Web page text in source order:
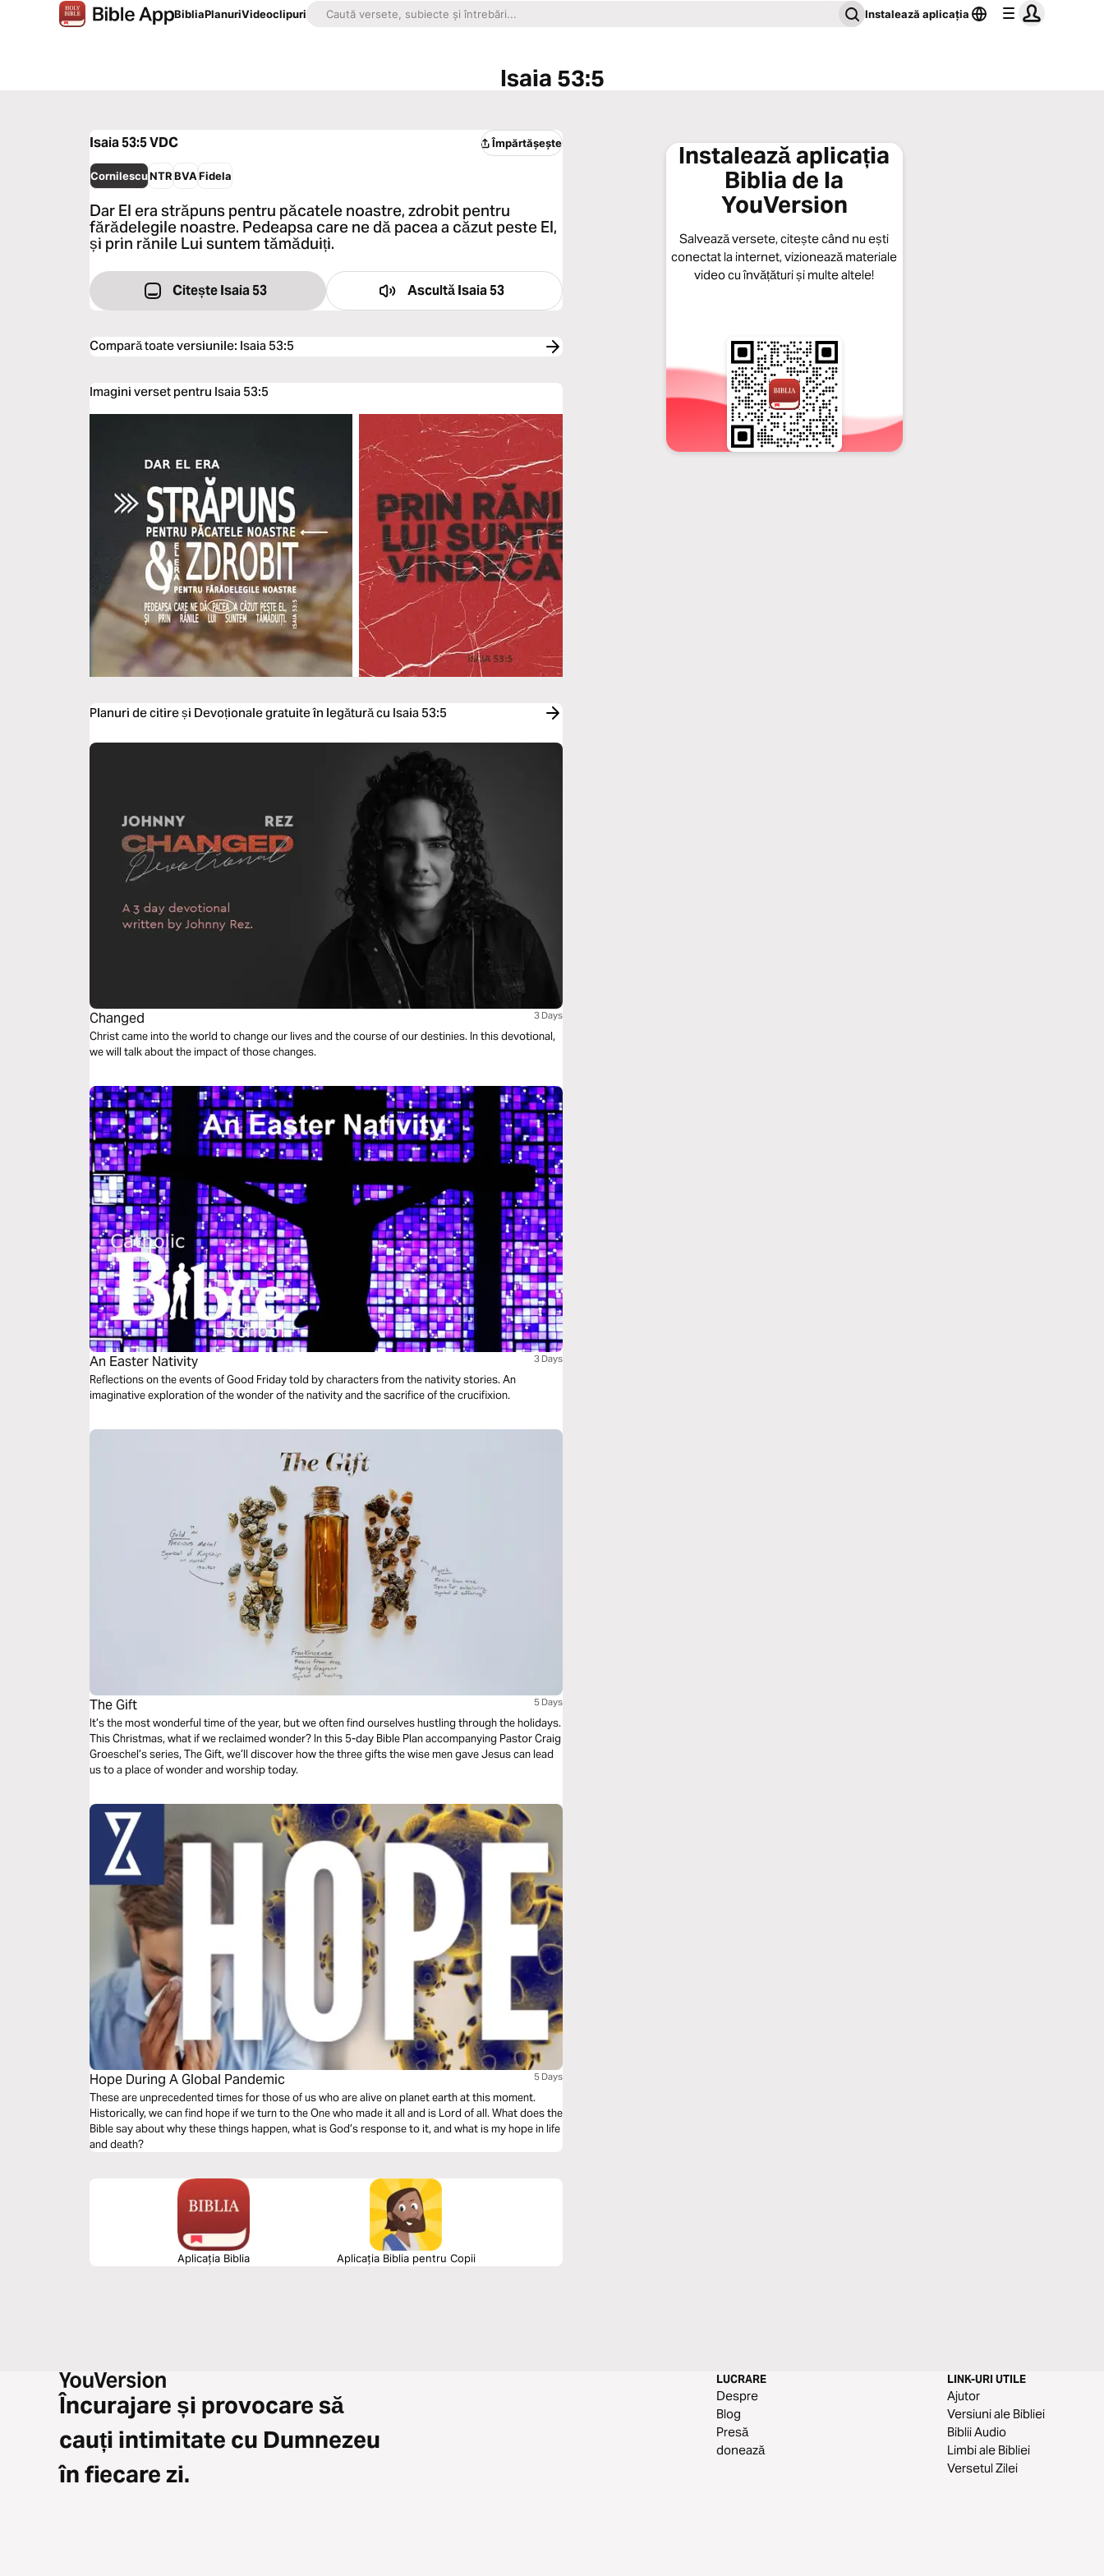
BibliaPlanuriVideoclipuri Instalează aplicația
Isaia 53:5
Isaia 53:5VDC Împărtășește
CornilescuNTR BVA Fidela
Dar El era străpuns pentru păcatele noastre, zdrobit pentru
fărădelegile noastre. Pedeapsa care ne dă pacea a căzut peste El,
și prin rănile Lui suntem tămăduiți.
Citește Isaia 53 AscultăIsaia 53
Compară toate versiunile: Isaia 53:5
Imagini verset pentru Isaia 53:5
Planuri de citire și Devoționale gratuite în legătură cu Isaia 53:5
Changed 3 Days
Christ came into the world to change our lives and the course of our destinies. In this devotional,
we will talk about the impact of those changes.
An Easter Nativity 3 Days
Reflections on the events of Good Friday told by characters from the nativity stories. An
imaginative exploration of the wonder of the nativity and the sacrifice of the crucifixion.
The Gift 5 Days
It’s the most wonderful time of the year, but we often find ourselves hustling through the holidays.
This Christmas, what if we reclaimed wonder? In this 5-day Bible Plan accompanying Pastor Craig
Groeschel’s series, The Gift, we’ll discover how the three gifts the wise men gave Jesus can lead
us to a place of wonder and worship today.
Hope During A Global Pandemic 5 Days
These are unprecedented times for those of us who are alive on planet earth at this moment.
Historically, we can find hope if we turn to the One who made it all and is Lord of all. What does the
Bible say about why these things happen, what is God’s response to it, and what is my hope in life
and death?
Aplicația Biblia Aplicația Biblia pentru Copii
Instalează aplicația
Biblia de la
YouVersion
Salvează versete, citește când nu ești
conectat la internet, vizionează materiale
video cu învățături și multe altele!
Încurajare și provocare să
cauți intimitate cu Dumnezeu
în fiecare zi.
LUCRARE
Despre
Blog
Presă
donează
LINK-URI UTILE
Ajutor
Versiuni ale Bibliei
Biblii Audio
Limbi ale Bibliei
Versetul Zilei